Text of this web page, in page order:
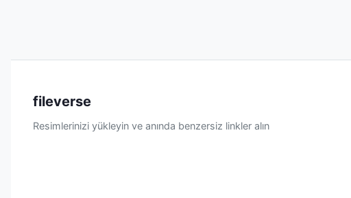
fileverse
Resimlerinizi yükleyin ve anında benzersiz linkler alın